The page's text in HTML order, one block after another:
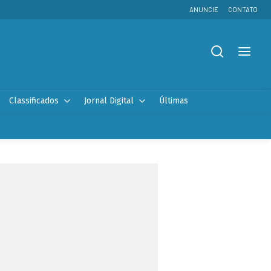
ANUNCIE CONTATO
Classificados Jornal Digital Últimas